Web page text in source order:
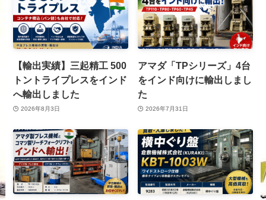
【輸出実績】三起精工 500
トントライプレスをインド
へ輸出しました
2026年8月3日
アマダ「TPシリーズ」4台
をインド向けに輸出しまし
た
2026年7月31日